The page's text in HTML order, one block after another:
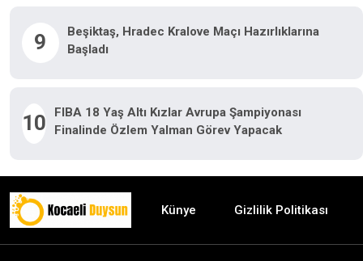
9
Beşiktaş, Hradec Kralove Maçı Hazırlıklarına
Başladı
10
FIBA 18 Yaş Altı Kızlar Avrupa Şampiyonası
Finalinde Özlem Yalman Görev Yapacak
Künye Gizlilik Politikası